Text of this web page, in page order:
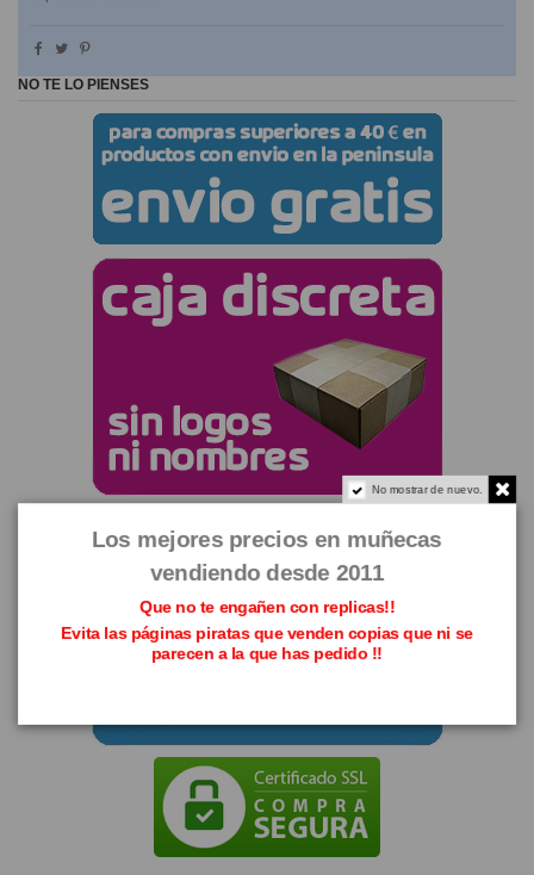
NO TE LO PIENSES
No mostrar de nuevo.
Los mejores precios en muñecas
vendiendo desde 2011
Que no te engañen con replicas!!
Evita las páginas piratas que venden copias que ni se
parecen a la que has pedido !!